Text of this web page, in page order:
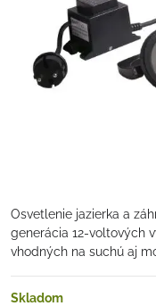
Osvetlenie jazierka a
generácia 12-voltových
vhodných na suchú aj
Skladom